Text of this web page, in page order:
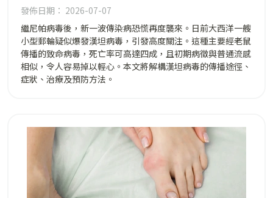
發佈日期： 2026-07-07
繼尼帕病毒後，新一波傳染病恐慌再度襲來。日前大西洋一艘
小型郵輪疑似爆發漢坦病毒，引發高度關注。這種主要經老鼠
傳播的致命病毒，死亡率可高達四成，且初期病徵與普通流感
相似，令人容易掉以輕心。本文將解構漢坦病毒的傳播途徑、
症狀、治療及預防方法。